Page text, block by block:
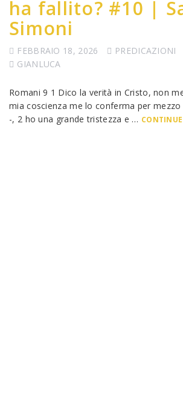
ha fallito? #10 |
Simoni
FEBBRAIO 18, 2026 PREDICAZIONI
GIANLUCA
Romani 9 1 Dico la verità in Cristo, non
mia coscienza me lo conferma per
-, 2 ho una grande tristezza e …